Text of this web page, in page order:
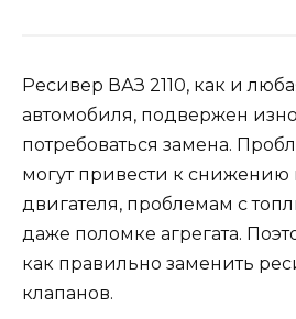
Ресивер ВАЗ 2110, как и
автомобиля, подвержен
потребоваться замена.
могут привести к
двигателя, проблемам с
даже поломке агрегата.
как правильно заменить
клапанов.